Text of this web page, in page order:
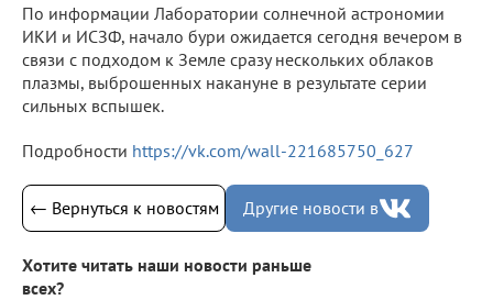
По информации Лаборатории солнечной астрономии
ИКИ и ИСЗФ, начало бури ожидается сегодня вечером в
связи с подходом к Земле сразу нескольких облаков
плазмы, выброшенных накануне в результате серии
сильных вспышек.
Подробности https://vk.com/wall-221685750_627
← Вернуться к новостям Другие новости в
Хотите читать наши новости раньше
всех?